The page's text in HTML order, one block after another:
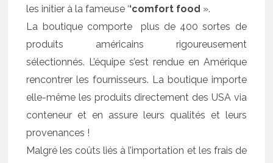
les initier à la fameuse ‘‘comfort food ».
La boutique comporte plus de 400 sortes de
produits américains rigoureusement
sélectionnés. L’équipe s’est rendue en Amérique
rencontrer les fournisseurs. La boutique importe
elle-même les produits directement des USA via
conteneur et en assure leurs qualités et leurs
provenances !
Malgré les coûts liés à l’importation et les frais de